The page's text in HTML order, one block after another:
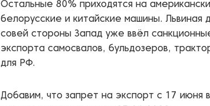
Остальные 80% приходятся на
белорусские и китайские машины.
совей стороны Запад уже ввёл
экспорта самосвалов, бульдозеров,
для РФ.
Добавим, что запрет на экспорт с 17 июня